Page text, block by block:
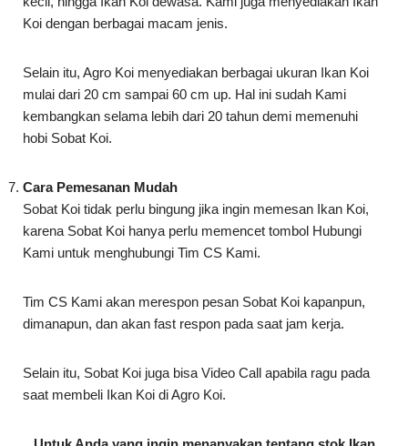
Selain itu, Agro Koi menyediakan berbagai ukuran Ikan Koi
kembangkan selama lebih dari 20 tahun demi memenuhi
hobi Sobat Koi.
Cara Pemesanan Mudah
karena Sobat Koi hanya perlu memencet tombol Hubungi
Kami untuk menghubungi Tim CS Kami.
Tim CS Kami akan merespon pesan Sobat Koi kapanpun,
Selain itu, Sobat Koi juga bisa Video Call apabila ragu pada
Untuk Anda yang ingin menanyakan tentang stok Ikan
perawatan kolam Ikan Koi bisa hubungi kami melalui